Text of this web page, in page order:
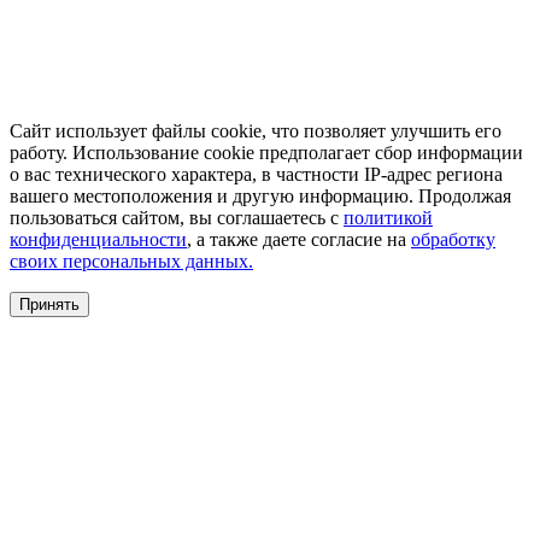
Сайт использует файлы cookie, что позволяет улучшить его
работу. Использование cookie предполагает сбор информации
о вас технического характера, в частности IP-адрес региона
вашего местоположения и другую информацию. Продолжая
пользоваться сайтом, вы соглашаетесь с политикой
конфиденциальности, а также даете согласие на обработку
своих персональных данных.
Принять